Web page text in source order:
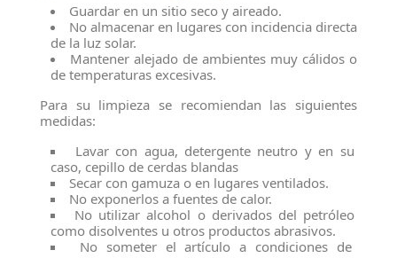
Guardar en un sitio seco y aireado.
No almacenar en lugares con incidencia directa
de la luz solar.
Mantener alejado de ambientes muy cálidos o
de temperaturas excesivas.
Para su limpieza se recomiendan las siguientes
medidas:
Lavar con agua, detergente neutro y en su
caso, cepillo de cerdas blandas
Secar con gamuza o en lugares ventilados.
No exponerlos a fuentes de calor.
No utilizar alcohol o derivados del petróleo
como disolventes u otros productos abrasivos.
No someter el artículo a condiciones de